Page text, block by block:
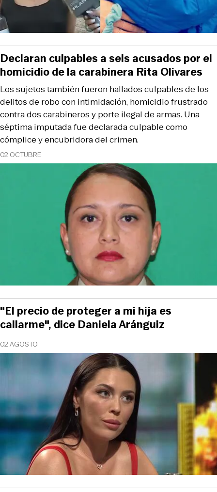
02 OCTUBRE
Los sujetos también fueron hallados culpables de los
delitos de robo con intimidación, homicidio frustrado
contra dos carabineros y porte ilegal de armas. Una
séptima imputada fue declarada culpable como
cómplice y encubridora del crimen.
Declaran culpables a seis acusados por el
homicidio de la carabinera Rita Olivares
02 AGOSTO
"El precio de proteger a mi hija es
callarme", dice Daniela Aránguiz